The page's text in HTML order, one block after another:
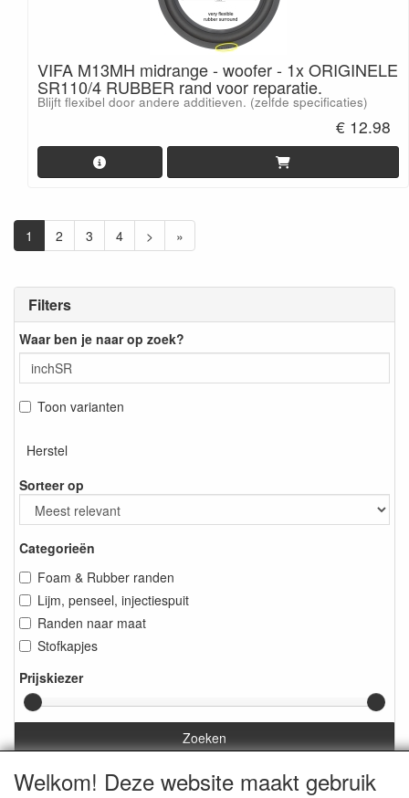
Filters
Waar ben je naar op zoek?
Toon varianten
Herstel
Sorteer op
Categorieën
Foam & Rubber randen
Lijm, penseel, injectiespuit
Randen naar maat
Stofkapjes
Prijskiezer
Zoeken
VIFA M13MH midrange - woofer - 1x ORIGINELE
SR110/4 RUBBER rand voor reparatie.
Blijft flexibel door andere additieven. (zelfde specificaties)
€ 12.98
1 2 3 4 > »
Welkom! Deze website maakt gebruik